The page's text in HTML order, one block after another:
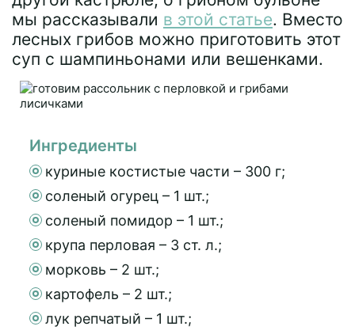
мы рассказывали в этой статье. Вместо
лесных грибов можно приготовить этот
суп с шампиньонами или вешенками.
Ингредиенты
куриные костистые части – 300 г;
соленый огурец – 1 шт.;
соленый помидор – 1 шт.;
крупа перловая – 3 ст. л.;
морковь – 2 шт.;
картофель – 2 шт.;
лук репчатый – 1 шт.;